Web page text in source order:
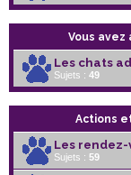
Vous
Les chats
Sujets : 49
Actions
Les rendez-
Sujets : 59